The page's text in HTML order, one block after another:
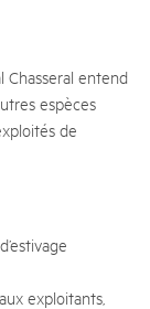
Chasseral entend
espèces
de
exploitants,